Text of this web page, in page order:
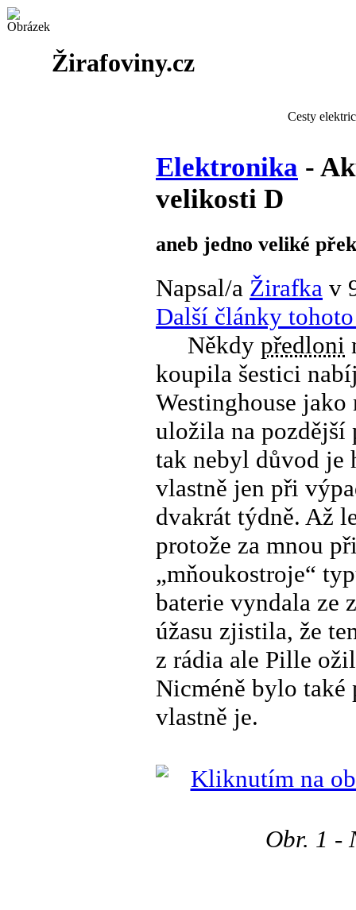
Žirafoviny.cz
Cesty
Elektronika -
velikosti D
aneb jedno veliké
Napsal/a Žirafka v
Další články
Někdy předloni
koupila šestici
Westinghouse
uložila na pozdější
tak nebyl důvod je
vlastně jen při
dvakrát týdně. Až
protože za mnou
„mňoukostroje“
baterie vyndala ze
úžasu zjistila, že
z rádia ale Pille
Nicméně bylo také
vlastně je.
Obr. 1 -